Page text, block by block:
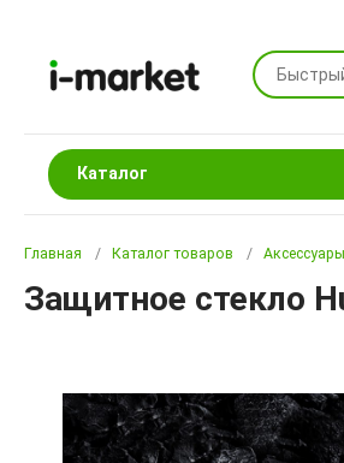
Каталог
Главная Каталог товаров
Защитное стекло